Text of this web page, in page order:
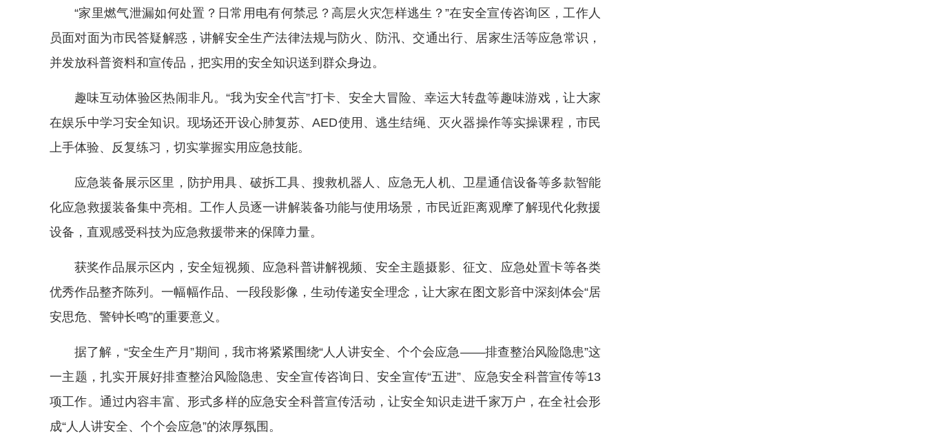
“家里燃气泄漏如何处置？日常用电有何禁忌？高层火灾怎样逃生？”在安全宣传咨询区，工作人
员面对面为市民答疑解惑，讲解安全生产法律法规与防火、防汛、交通出行、居家生活等应急常识，
并发放科普资料和宣传品，把实用的安全知识送到群众身边。
趣味互动体验区热闹非凡。“我为安全代言”打卡、安全大冒险、幸运大转盘等趣味游戏，让大家
在娱乐中学习安全知识。现场还开设心肺复苏、AED使用、逃生结绳、灭火器操作等实操课程，市民
上手体验、反复练习，切实掌握实用应急技能。
应急装备展示区里，防护用具、破拆工具、搜救机器人、应急无人机、卫星通信设备等多款智能
化应急救援装备集中亮相。工作人员逐一讲解装备功能与使用场景，市民近距离观摩了解现代化救援
设备，直观感受科技为应急救援带来的保障力量。
获奖作品展示区内，安全短视频、应急科普讲解视频、安全主题摄影、征文、应急处置卡等各类
优秀作品整齐陈列。一幅幅作品、一段段影像，生动传递安全理念，让大家在图文影音中深刻体会“居
安思危、警钟长鸣”的重要意义。
据了解，“安全生产月”期间，我市将紧紧围绕“人人讲安全、个个会应急——排查整治风险隐患”这
一主题，扎实开展好排查整治风险隐患、安全宣传咨询日、安全宣传“五进”、应急安全科普宣传等13
项工作。通过内容丰富、形式多样的应急安全科普宣传活动，让安全知识走进千家万户，在全社会形
成“人人讲安全、个个会应急”的浓厚氛围。